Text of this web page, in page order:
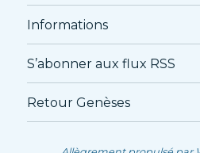
Informations
S’abonner aux flux RSS
Retour Genèses